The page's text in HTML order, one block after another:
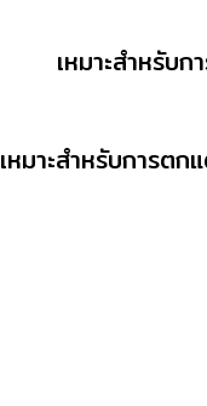
เหมาะสำหรับ
เหมาะสำหรับการต